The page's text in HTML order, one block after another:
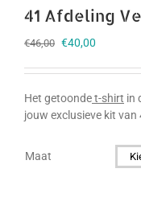
41 Afdeling
€46,00 Oorspronkelijke
was:
€46,00.
€40,00
is:
€40,00.
Het getoondet-shirt in
jouw exclusieve kit van
Maat